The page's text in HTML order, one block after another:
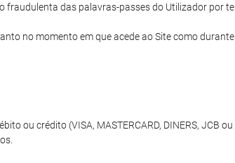
das palavras-passes do Utilizador por
no momento em que acede ao Site como
ou crédito (VISA, MASTERCARD, DINERS, JCB